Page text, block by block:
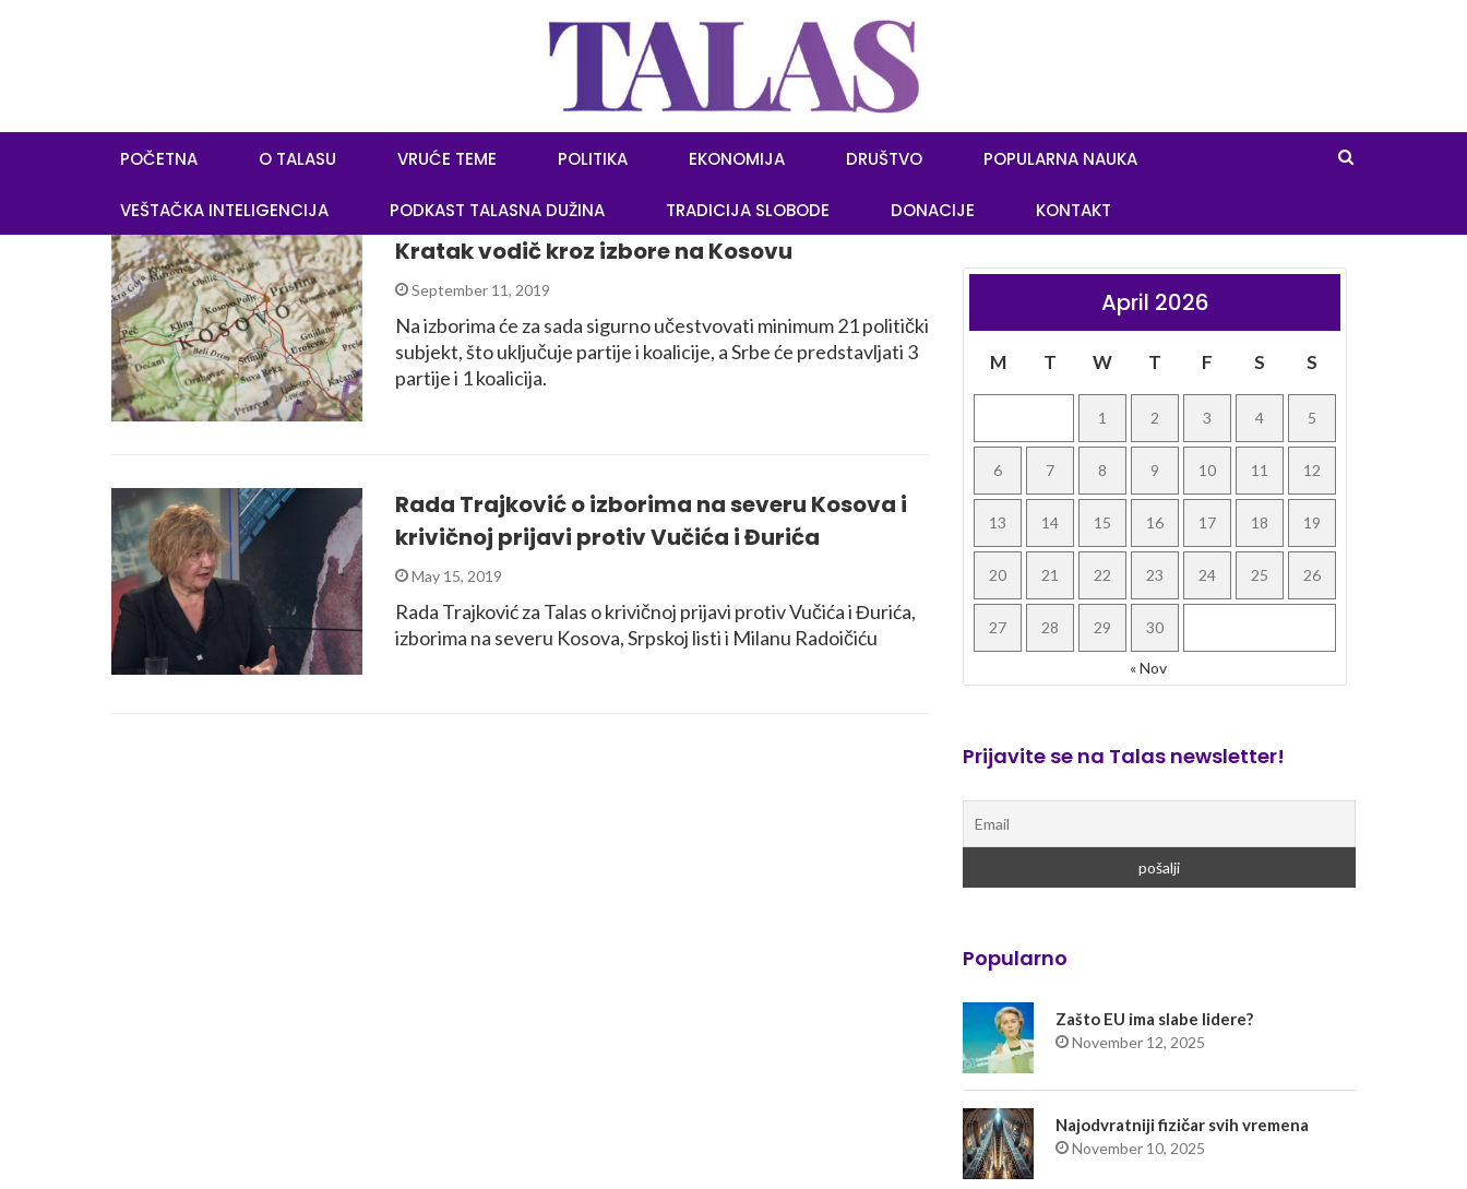
POČETNA O TALASU VRUĆE TEME POLITIKA EKONOMIJA DRUŠTVO POPULARNA NAUKA
VEŠTAČKA INTELIGENCIJA PODKAST TALASNA DUŽINA TRADICIJA SLOBODE DONACIJE KONTAKT
Kratak vodič kroz izbore na Kosovu
September 11, 2019
Na izborima će za sada sigurno učestvovati minimum 21 politički
subjekt, što uključuje partije i koalicije, a Srbe će predstavljati 3
partije i 1 koalicija.
Rada Trajković o izborima na severu Kosova i
krivičnoj prijavi protiv Vučića i Đurića
May 15, 2019
Rada Trajković za Talas o krivičnoj prijavi protiv Vučića i Đurića,
izborima na severu Kosova, Srpskoj listi i Milanu Radoičiću
April 2026
M T W T F S S
1 2 3 4 5
6 7 8 9 10 11 12
13 14 15 16 17 18 19
20 21 22 23 24 25 26
27 28 29 30
« Nov
Prijavite se na Talas newsletter!
Popularno
Zašto EU ima slabe lidere?
November 12, 2025
Najodvratniji fizičar svih vremena
November 10, 2025